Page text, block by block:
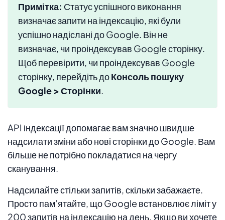
Примітка: Статус успішного виконання
визначає запити на індексацію, які були
успішно надіслані до Google. Він не
визначає, чи проіндексував Google сторінку.
Щоб перевірити, чи проіндексував Google
сторінку, перейдіть доКонсоль пошуку
Google > Сторінки.
API індексації допомагає вам значно швидше
надсилати зміни або нові сторінки до Google. Вам
більше не потрібно покладатися на чергу
сканування.
Надсилайте стільки запитів, скільки забажаєте.
Просто пам’ятайте, що Google встановлює ліміт у
200 запитів на індексацію на день. Якщо ви хочете